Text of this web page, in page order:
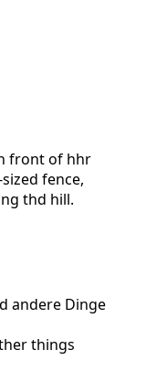
andere Dinge
things